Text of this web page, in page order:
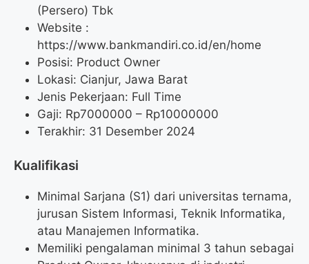
(Persero) Tbk
Website :
https://www.bankmandiri.co.id/en/home
Posisi: Product Owner
Lokasi: Cianjur, Jawa Barat
Jenis Pekerjaan: Full Time
Gaji: Rp7000000 – Rp10000000
Terakhir: 31 Desember 2024
Kualifikasi
Minimal Sarjana (S1) dari universitas ternama,
jurusan Sistem Informasi, Teknik Informatika,
atau Manajemen Informatika.
Memiliki pengalaman minimal 3 tahun sebagai